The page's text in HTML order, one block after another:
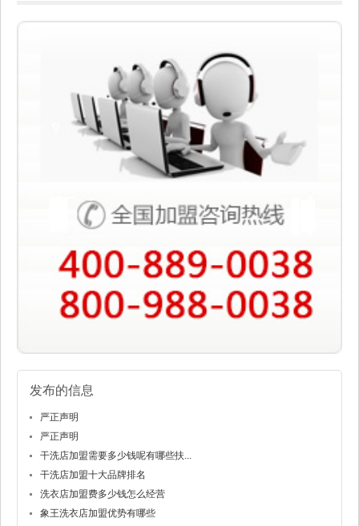
发布的信息
严正声明
严正声明
干洗店加盟需要多少钱呢有哪些扶...
干洗店加盟十大品牌排名
洗衣店加盟费多少钱怎么经营
象王洗衣店加盟优势有哪些